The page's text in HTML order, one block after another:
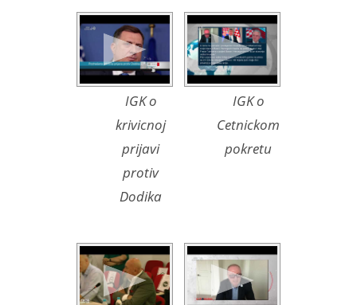
IGK o
krivicnoj
prijavi
protiv
Dodika
IGK o
Cetnickom
pokretu